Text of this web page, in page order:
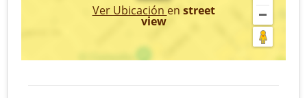
Ver Ubicación en street
view